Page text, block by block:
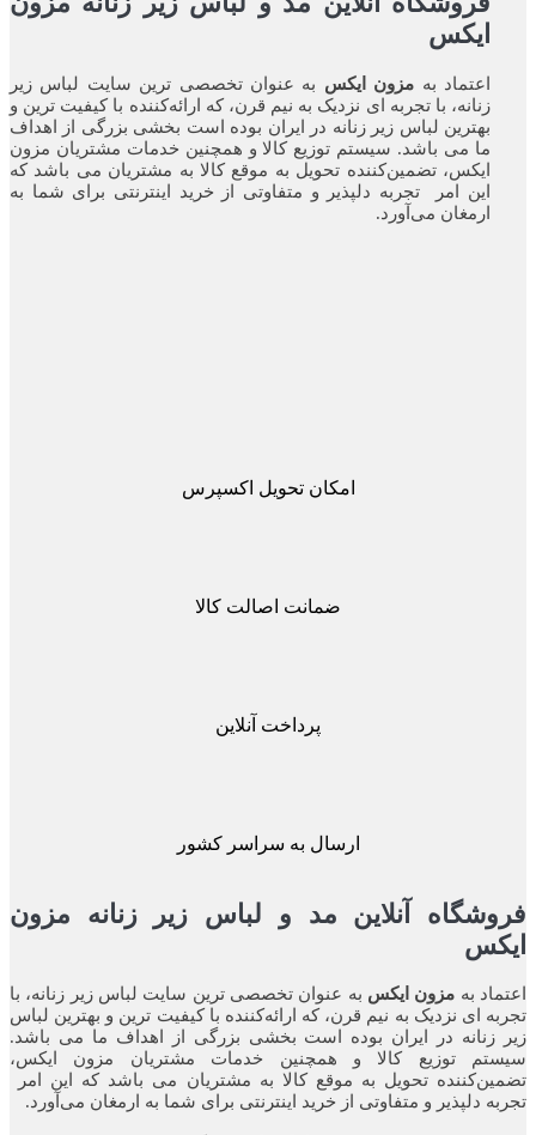
ایکس
اعتماد بهمزون ایکس به عنوان تخصصی ترین سایت لباس زیر
زنانه، با تجربه ای نزدیک به نیم قرن، که ارائه‌کننده با کیفیت ترین و
بهترین لباس زیر زنانه در ایران بوده ‌است بخشی بزرگی از اهداف
ما می باشد. سیستم توزیع کالا و همچنین خدمات مشتریان مزون
ایکس، تضمین‌کننده‌ تحویل به موقع کالا به مشتریان می باشد که
این امر تجربه‌ دلپذیر و متفاوتی از خرید اینترنتی برای شما به
ارمغان می‌آورد.
امکان تحویل اکسپرس
ضمانت اصالت کالا
پرداخت آنلاین
ارسال به سراسر کشور
آنلاین مد و لباس زیر زنانه مزون
بهمزون ایکس به عنوان تخصصی ترین سایت لباس زیر زنانه، با
ای نزدیک به نیم قرن، که ارائه‌کننده با کیفیت ترین و بهترین لباس
زنانه در ایران بوده ‌است بخشی بزرگی از اهداف ما می باشد.
توزیع کالا و همچنین خدمات مشتریان مزون ایکس،
تحویل به موقع کالا به مشتریان می باشد که این امر
دلپذیر و متفاوتی از خرید اینترنتی برای شما به ارمغان می‌آورد.